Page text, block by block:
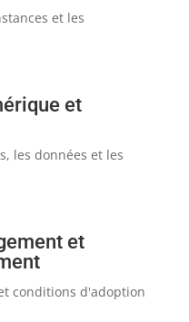
et les
et
les données et les
et
conditions d'adoption